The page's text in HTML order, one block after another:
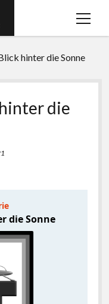
Menü
hinter die Sonne
die